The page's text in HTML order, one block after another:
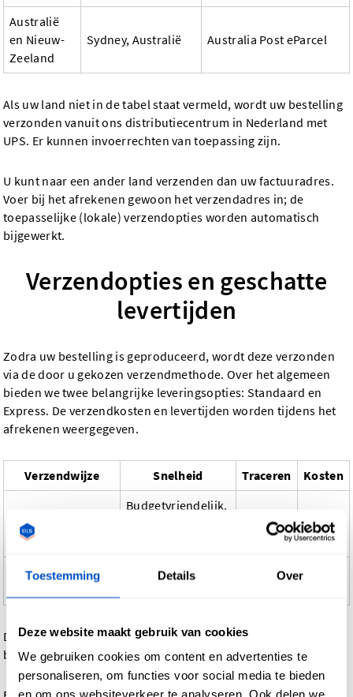
Toestemming Details Over
Deze website maakt gebruik van cookies
We gebruiken cookies om content en advertenties te
personaliseren, om functies voor social media te bieden
en om ons websiteverkeer te analyseren. Ook delen we
Australië
en Nieuw-
Zeeland
Sydney, Australië Australia Post eParcel
Als uw land niet in de tabel staat vermeld, wordt uw bestelling
verzonden vanuit ons distributiecentrum in Nederland met
UPS. Er kunnen invoerrechten van toepassing zijn.
U kunt naar een ander land verzenden dan uw factuuradres.
Voer bij het afrekenen gewoon het verzendadres in; de
toepasselijke (lokale) verzendopties worden automatisch
bijgewerkt.
Verzendopties en geschatte
levertijden
Zodra uw bestelling is geproduceerd, wordt deze verzonden
via de door u gekozen verzendmethode. Over het algemeen
bieden we twee belangrijke leveringsopties: Standaard en
Express. De verzendkosten en levertijden worden tijdens het
afrekenen weergegeven.
Verzendwijze Snelheid Traceren Kosten
verzending
Budgetvriendelijk,
Laag
Expressverzending Snellere levering
De trackinggegevens worden per e-mail verstrekt zodra uw
bestelling is verzonden.